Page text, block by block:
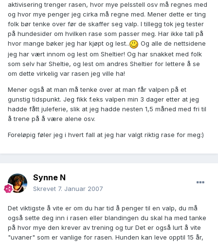
aktivisering trenger rasen, hvor mye pelsstell osv må regnes med
og hvor mye penger jeg cirka må regne med. Mener dette er ting
folk bør tenke over før de skaffer seg valp. I tillegg tok jeg tester
på hundesider om hvilken rase som passer meg. Har ikke tall på
hvor mange bøker jeg har kjøpt og lest..
Og alle de nettsidene
jeg har vært innom og lest om Sheltier! Og har snakket med folk
som selv har Sheltie, og lest om andres Sheltier for lettere å se
om dette virkelig var rasen jeg ville ha!
Mener også at man må tenke over at man får valpen på et
gunstig tidspunkt. Jeg fikk f.eks valpen min 3 dager etter at jeg
hadde fått juleferie, slik at jeg hadde nesten 1,5 måned med fri til
å trene på å være alene osv.
Foreløpig føler jeg i hvert fall at jeg har valgt riktig rase for meg:)
Synne N
Skrevet 7. Januar 2007
Det viktigste å vite er om du har tid å penger til en valp, du må
også sette deg inn i rasen eller blandingen du skal ha med tanke
på hvor mye den krever av trening og tur Det er også lurt å vite
"uvaner" som er vanlige for rasen. Hunden kan leve opptil 15 år,